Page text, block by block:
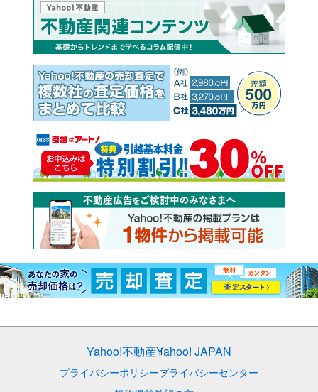
Yahoo!不動産Yahoo! JAPAN
プライバシーポリシープライバシーセンター